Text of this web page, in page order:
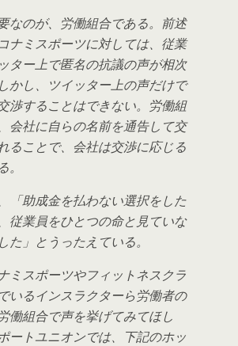
なのが、労働組合である。前述
ナミスポーツに対しては、従業
ター上で匿名の抗議の声が相次
かし、ツイッター上の声だけで
渉することはできない。労働組
会社に自らの名前を通告して交
ることで、会社は交渉に応じる
「助成金を払わない選択をした
従業員をひとつの命と見ていな
た」とうったえている。
ミスポーツやフィットネスクラ
いるインスラクターら労働者の
働組合で声を挙げてみてほし
ートユニオンでは、下記のホッ